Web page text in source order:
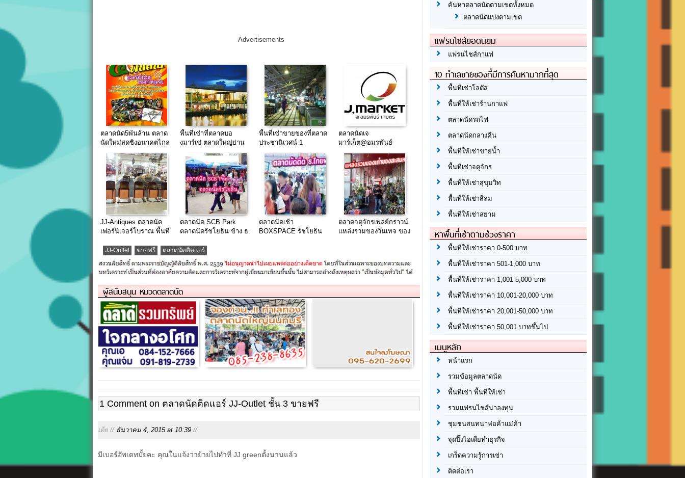
Advertisements
ตลาดนัด5พันล้าน ตลาด
นัดใหม่สดซิงอนาคตไกล
พื้นที่เช่าที่ตลาดบอ
งมาร์เช่ ตลาดใหญ่ย่าน
พื้นที่เช่าขายของที่ตลาด
ประชานิเวศน์ 1
ตลาดนัดเจ
มาร์เก็ต@อมรพันธ์
ทำเลธุรกิจที่แยกเกษตร
JJ-Antiques ตลาดนัด
เฟอร์นิเจอร์โบราณ พื้นที่
จตุจักร
ตลาดนัด SCB Park
ตลาดนัดรัชโยธิน ข้าง ธ.
ตลาดนัดเช้า
BOXSPACE รัชโยธิน
ใหญ่)
ตลาดจตุจักรเพลย์กราวน์
แหล่งรวมของวินเทจ ของ
JJ-Outlet ขายฟรี ตลาดนัดติดแอร์
ผู้สนับสนุน หมวดตลาดนัด
1 Comment on ตลาดนัดติดแอร์ JJ-Outlet ชั้น 3 ขายฟรี
เต้ย // ธันวาคม 4, 2015 at 10:39 //
มีเบอร์อัพเดทมั้ยคะ คุณในแจ้งว่าย้ายไปทำที่ JJ greenตั้งนานแล้ว
ค้นหาตลาดนัดตามเขตทั้งหมด
ตลาดนัดแบ่งตามเขต
แฟรนไชส์ยอดนิยม
แฟรนไชส์กาแฟ
10 ทำเลขายของที่มีการค้นหามากที่สุด
พื้นที่เช่าโลตัส
พื้นที่ให้เช่าร้านกาแฟ
ตลาดนัดรถไฟ
ตลาดนัดกลางคืน
พื้นที่ให้เช่าขายน้ำ
พื้นที่เช่าจตุจักร
พื้นที่ให้เช่าสุขุมวิท
พื้นที่ให้เช่าสีลม
พื้นที่ให้เช่าสยาม
หาพื้นที่เช่าตามช่วงราคา
พื้นที่ให้เช่าราคา 0-500 บาท
พื้นที่ให้เช่าราคา 501-1,000 บาท
พื้นที่ให้เช่าราคา 1,001-5,000 บาท
พื้นที่ให้เช่าราคา 10,001-20,000 บาท
พื้นที่ให้เช่าราคา 20,001-50,000 บาท
พื้นที่ให้เช่าราคา 50,001 บาทขึ้นไป
เมนูหลัก
หน้าแรก
รวมข้อมูลตลาดนัด
พื้นที่เช่า พื้นที่ให้เช่า
รวมแฟรนไชส์น่าลงทุน
ชุมชนสนทนาพ่อค้าแม่ค้า
จุดปิ๊งไอเดียทำธุรกิจ
เกร็ดความรู้การเช่า
ติดต่อเรา